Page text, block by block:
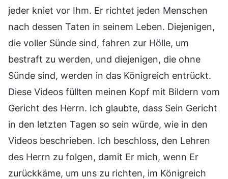
jeder kniet vor Ihm. Er richtet jeden Menschen
nach dessen Taten in seinem Leben. Diejenigen,
die voller Sünde sind, fahren zur Hölle, um
bestraft zu werden, und diejenigen, die ohne
Sünde sind, werden in das Königreich entrückt.
Diese Videos füllten meinen Kopf mit Bildern vom
Gericht des Herrn. Ich glaubte, dass Sein Gericht
in den letzten Tagen so sein würde, wie in den
Videos beschrieben. Ich beschloss, den Lehren
des Herrn zu folgen, damit Er mich, wenn Er
zurückkäme, um uns zu richten, im Königreich